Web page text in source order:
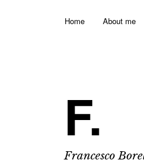
Home About me
F.
Francesco